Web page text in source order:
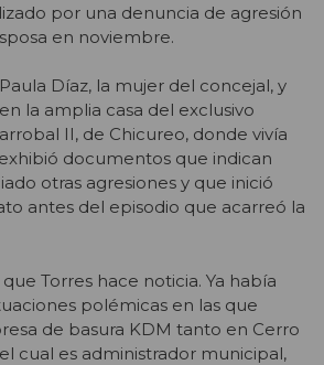
por una denuncia de agresión
en noviembre.
Díaz, la mujer del concejal, y
la amplia casa del exclusivo
II, de Chicureo, donde vivía
documentos que indican
otras agresiones y que inició
antes del episodio que acarreó la
Torres hace noticia. Ya había
polémicas en las que
de basura KDM tanto en Cerro
cual es administrador municipal,